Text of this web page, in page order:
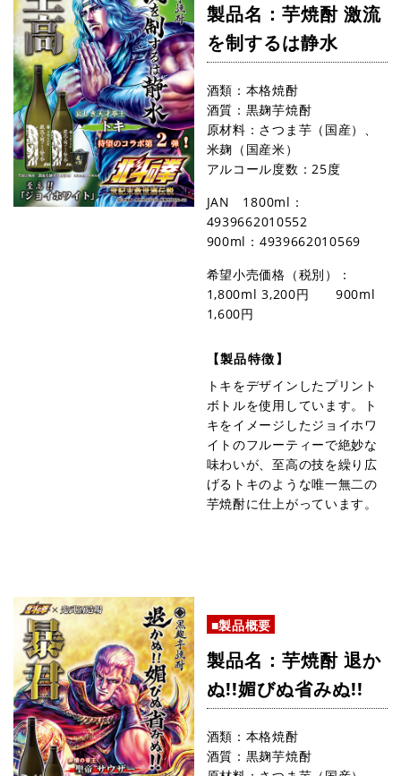
製品名：芋焼酎 激流
を制するは静水
酒類：本格焼酎
酒質：黒麹芋焼酎
原材料：さつま芋（国産）、
米麹（国産米）
アルコール度数：25度
JAN 1800ml：
4939662010552
900ml：4939662010569
希望小売価格（税別）：
1,800ml 3,200円 900ml
1,600円
【製品特徴】
トキをデザインしたプリント
ボトルを使用しています。ト
キをイメージしたジョイホワ
イトのフルーティーで絶妙な
味わいが、至高の技を繰り広
げるトキのような唯一無二の
芋焼酎に仕上がっています。
■製品概要
製品名：芋焼酎 退か
ぬ!!媚びぬ省みぬ!!
酒類：本格焼酎
酒質：黒麹芋焼酎